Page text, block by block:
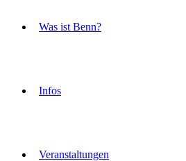
Was ist Benn?
Infos
Veranstaltungen